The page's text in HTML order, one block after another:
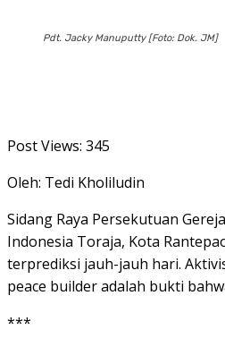
Pdt. Jacky Manuputty [Foto: Dok. JM]
Post Views: 345
Oleh: Tedi Kholiludin
Sidang Raya Persekutuan
Indonesia Toraja, Kota
terprediksi jauh-jauh hari.
peace builder adalah bukti
***